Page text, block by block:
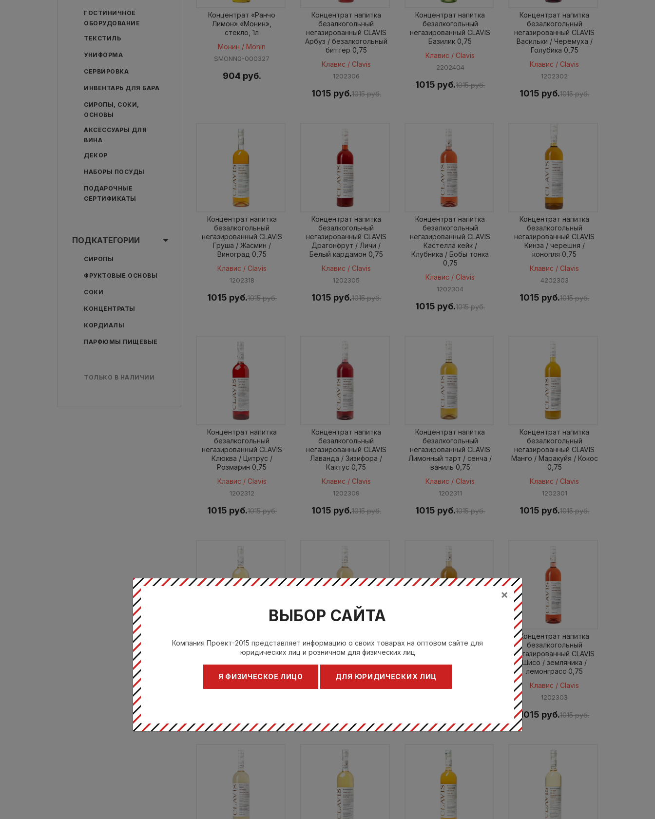
ГОСТИНИЧНОЕ
ОБОРУДОВАНИЕ
ТЕКСТИЛЬ
УНИФОРМА
СЕРВИРОВКА
ИНВЕНТАРЬ ДЛЯ БАРА
СИРОПЫ, СОКИ,
ОСНОВЫ
АКСЕССУАРЫ ДЛЯ
ВИНА
ДЕКОР
НАБОРЫ ПОСУДЫ
ПОДАРОЧНЫЕ
СЕРТИФИКАТЫ
ПОДКАТЕГОРИИ
СИРОПЫ
ФРУКТОВЫЕ ОСНОВЫ
СОКИ
КОНЦЕНТРАТЫ
КОРДИАЛЫ
ПАРФЮМЫ ПИЩЕВЫЕ
ТОЛЬКО В НАЛИЧИИ
Концентрат «Ранчо
Лимон» «Монин»,
стекло, 1л
Монин / Monin
SMONN0-000327
904 руб.
Концентрат напитка
безалкогольный
негазированный CLAVIS
Арбуз / безалкогольный
биттер 0,75
Клавис / Clavis
1202306
1015 руб.1015 руб.
Концентрат напитка
безалкогольный
негазированный CLAVIS
Базилик 0,75
Клавис / Clavis
2202404
1015 руб.1015 руб.
Концентрат напитка
безалкогольный
негазированный CLAVIS
Васильки / Черемуха /
Голубика 0,75
Клавис / Clavis
1202302
1015 руб.1015 руб.
Концентрат напитка
безалкогольный
негазированный CLAVIS
Груша / Жасмин /
Виноград 0,75
Клавис / Clavis
1202318
1015 руб.1015 руб.
Концентрат напитка
безалкогольный
негазированный CLAVIS
Драгонфрут / Личи /
Белый кардамон 0,75
Клавис / Clavis
1202305
1015 руб.1015 руб.
Концентрат напитка
безалкогольный
негазированный CLAVIS
Кастелла кейк /
Клубника / Бобы тонка
0,75
Клавис / Clavis
1202304
1015 руб.1015 руб.
Концентрат напитка
безалкогольный
негазированный CLAVIS
Кинза / черешня /
конопля 0,75
Клавис / Clavis
4202303
1015 руб.1015 руб.
Концентрат напитка
безалкогольный
негазированный CLAVIS
Клюква / Цитрус /
Розмарин 0,75
Клавис / Clavis
1202312
1015 руб.1015 руб.
Концентрат напитка
безалкогольный
негазированный CLAVIS
Лаванда / Зизифора /
Кактус 0,75
Клавис / Clavis
1202309
1015 руб.1015 руб.
Концентрат напитка
безалкогольный
негазированный CLAVIS
Лимонный тарт / сенча /
ваниль 0,75
Клавис / Clavis
1202311
1015 руб.1015 руб.
Концентрат напитка
безалкогольный
негазированный CLAVIS
Манго / Маракуйя / Кокос
0,75
Клавис / Clavis
1202301
1015 руб.1015 руб.
безалкогольный
негазированный CLAVIS
безалкогольный
негазированный CLAVIS
безалкогольный
негазированный CLAVIS
Концентрат напитка
безалкогольный
негазированный CLAVIS
Шисо / земляника /
лемонграсс 0,75
Клавис / Clavis
1202303
1015 руб.1015 руб.
×
ВЫБОР САЙТА
Компания Проект-2015 представляет информацию о своих товарах на оптовом сайте для
юридических лиц и розничном для физических лиц
Я ФИЗИЧЕСКОЕ ЛИЦО ДЛЯ ЮРИДИЧЕСКИХ ЛИЦ